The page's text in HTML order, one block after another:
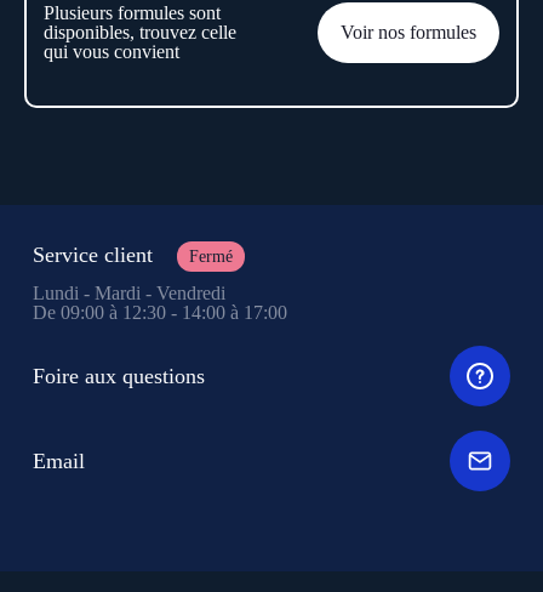
Plusieurs formules sont
disponibles, trouvez celle
qui vous convient
Voir nos formules
Service client Fermé
Lundi - Mardi - Vendredi
De 09:00 à 12:30 - 14:00 à 17:00
Foire aux questions
Email